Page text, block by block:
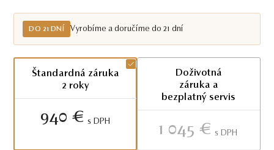
DO 21 DNÍ Vyrobíme a doručíme do 21 dní
Štandardná záruka
2 roky
940 € S DPH
Doživotná
záruka a
bezplatný servis
1 045 € S DPH